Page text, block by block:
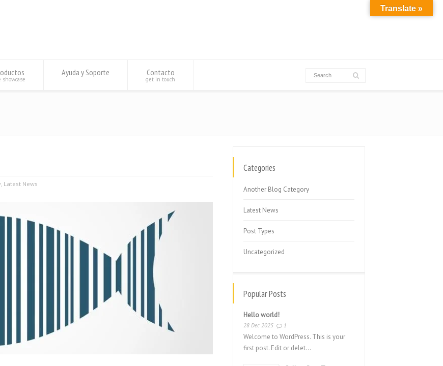
showcase
Ayuda y Soporte Contacto
get in touch
, Latest News
Categories
Another Blog Category
Latest News
Post Types
Uncategorized
Popular Posts
Hello world!
28 Dec 2025 1
Welcome to WordPress. This is your
first post. Edit or delet...
Translate »